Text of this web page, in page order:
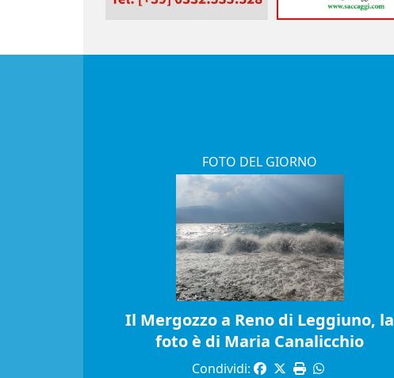
FOTO DEL GIORNO
Il Mergozzo a Reno di Leggiuno, la
foto è di Maria Canalicchio
Condividi: